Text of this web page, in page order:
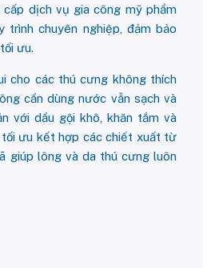
dịch vụ gia công mỹ phẩm
trình chuyên nghiệp, đảm bảo
ưu.
cho các thú cưng không thích
cần dùng nước vẫn sạch và
với dầu gội khô, khăn tắm và
ưu kết hợp các chiết xuất từ
giúp lông và da thú cưng luôn